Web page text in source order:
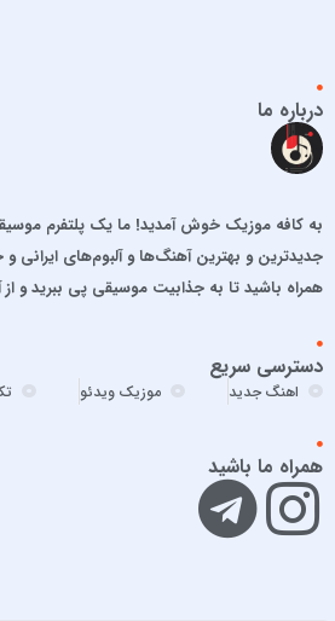
احمد سلو
ادریس محمدپور
افشین آذری
افشین خان
الجان
امید جهان
امید حاجیلی
امیر ارسلان
امیر برکو
امیر تتلو
درباره ما
به کافه موزیک خوش آمدید! ما یک پلتفرم
جدیدترین و بهترین آهنگ‌ها و آلبوم‌های ایرانی و
همراه باشید تا به جذابیت موسیقی پی ببرید و از
دسترسی سریع
اهنگ جدید موزیک ویدئو
همراه ما باشید